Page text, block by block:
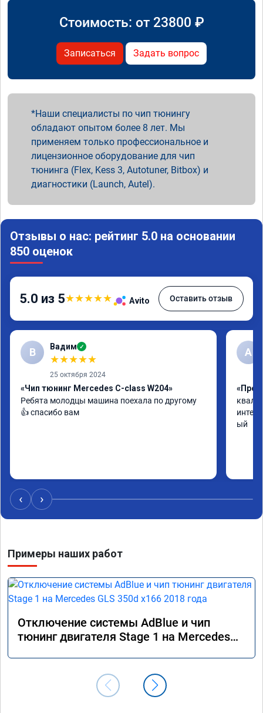
Стоимость: от 23800 ₽
Записаться Задать вопрос
Наши специалисты по чип тюнингу
обладают опытом более 8 лет. Мы
применяем только профессиональное и
лицензионное оборудование для чип
тюнинга (Flex, Kess 3, Autotuner, Bitbox) и
диагностики (Launch, Autel).
Отзывы о нас: рейтинг 5.0 на основании
850 оценок
5.0 из 5★★★★★ Avito Оставить отзыв
В Вадим ✓
★★★★★
25 октября 2024
«Чип тюнинг Mercedes C-class W204»
Ребята молодцы машина поехала по другому
👍 спасибо вам
А
ый
‹ ›
Примеры наших работ
Отключение системы AdBlue и чип
тюнинг двигателя Stage 1 на Mercedes